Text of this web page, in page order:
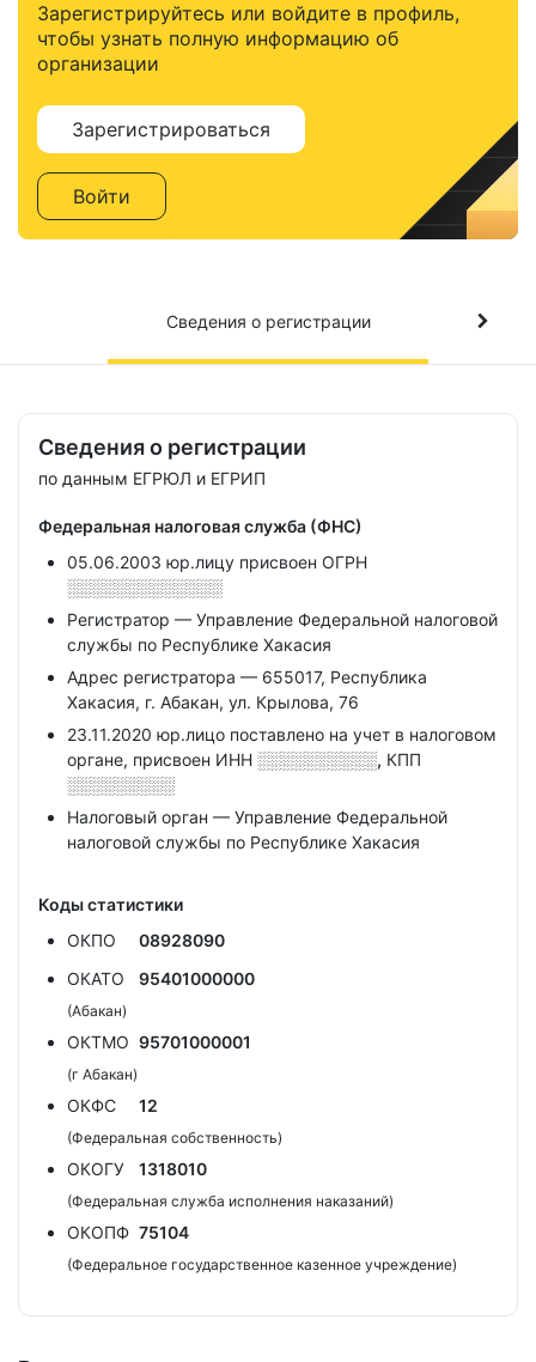
Зарегистрируйтесь или войдите в профиль,
чтобы узнать полную информацию об
организации
Зарегистрироваться
Войти
Сведения о регистрации
Сведения о регистрации
по данным ЕГРЮЛ и ЕГРИП
Федеральная налоговая служба (ФНС)
05.06.2003 юр.лицу присвоен ОГРН
░░░░░░░░░░░░░
Регистратор — Управление Федеральной налоговой
службы по Республике Хакасия
Адрес регистратора — 655017, Республика
Хакасия, г. Абакан, ул. Крылова, 76
23.11.2020 юр.лицо поставлено на учет в налоговом
органе, присвоен ИНН ░░░░░░░░░░, КПП
░░░░░░░░░
Налоговый орган — Управление Федеральной
налоговой службы по Республике Хакасия
Коды статистики
ОКПО
08928090
ОКАТО
95401000000
(Абакан)
ОКТМО 95701000001
(г Абакан)
ОКФС 12
(Федеральная собственность)
ОКОГУ 1318010
(Федеральная служба исполнения наказаний)
ОКОПФ 75104
(Федеральное государственное казенное учреждение)